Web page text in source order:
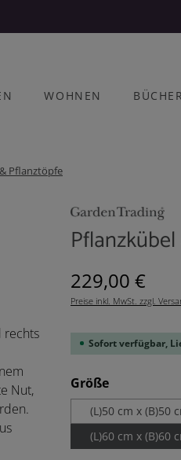
WOHNEN BÜCHER
Pflanztöpfe
Regulärer Preis:
229,00 €
Preise inkl. MwSt. zzgl.
Sofort verfügbar,
Größeauswählen
(L)50 cm x (B)50
(L)60 cm x (B)60
rechts
Nut,